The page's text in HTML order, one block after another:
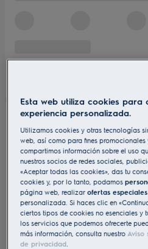
Esta web utiliza cookies para
experiencia personalizada.
Utilizamos cookies y otras tecnologías
web, así como para fines promocionales
compartimos información sobre el uso
nuestros socios de redes sociales,
«Aceptar todas las cookies», das tu
cookies y, por lo tanto, podamos
página web, realizarofertas especiales
personalizada. Si haces clic en
ciertos tipos de cookies no esenciales y
los servicios que podemos ofrecerte
más información, consulta nuestro Aviso
de privacidad.